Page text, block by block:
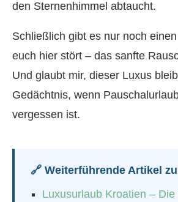
den Sternenhimmel abtaucht.
Schließlich gibt es nur noch
euch hier stört – das sanfte
Und glaubt mir, dieser Luxus
Gedächtnis, wenn
vergessen ist.
🔗 Weiterführende Artikel
Luxusurlaub Kroatien –